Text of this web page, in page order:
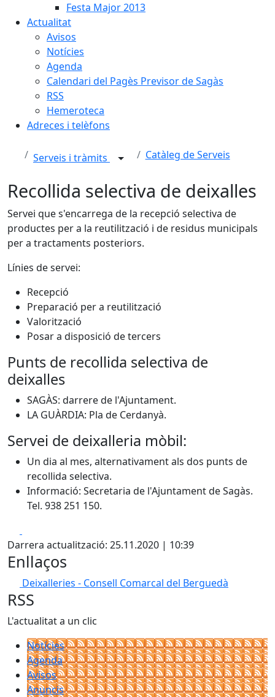
Festa Major 2013
Actualitat
Avisos
Notícies
Agenda
Calendari del Pagès Previsor de Sagàs
RSS
Hemeroteca
Adreces i telèfons
Serveis i tràmits Catàleg de Serveis
Recollida selectiva de deixalles
Servei que s'encarrega de la recepció selectiva de
productes per a la reutilització i de residus municipals
per a tractaments posteriors.
Línies de servei:
Recepció
Preparació per a reutilització
Valorització
Posar a disposició de tercers
Punts de recollida selectiva de
deixalles
SAGÀS: darrere de l'Ajuntament.
LA GUÀRDIA: Pla de Cerdanyà.
Servei de deixalleria mòbil:
Un dia al mes, alternativament als dos punts de
recollida selectiva.
Informació: Secretaria de l'Ajuntament de Sagàs.
Tel. 938 251 150.
Darrera actualització: 25.11.2020 | 10:39
Enllaços
Deixalleries - Consell Comarcal del Berguedà
RSS
L'actualitat a un clic
Notícies
Agenda
Avisos
Anuncis